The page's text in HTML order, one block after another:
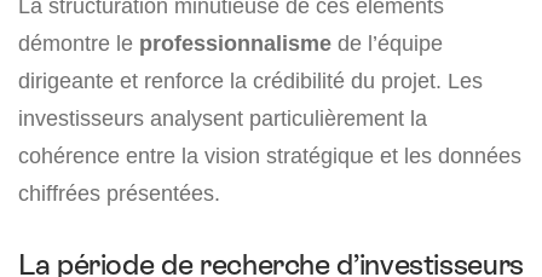
La structuration minutieuse de ces éléments
démontre le professionnalisme de l’équipe
dirigeante et renforce la crédibilité du projet. Les
investisseurs analysent particulièrement la
cohérence entre la vision stratégique et les données
chiffrées présentées.
La période de recherche d’investisseurs